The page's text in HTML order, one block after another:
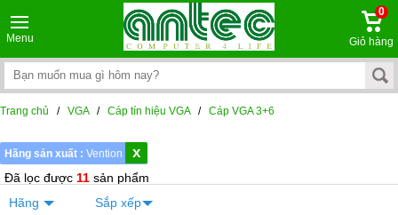
Menu
0
Giỏ hàng
Trang chủ / VGA/ Cáp tín hiệu VGA/ Cáp VGA 3+6
Hãng sản xuất : Vention x
Đã lọc được 11 sản phẩm
Hãng
Sắp xếp